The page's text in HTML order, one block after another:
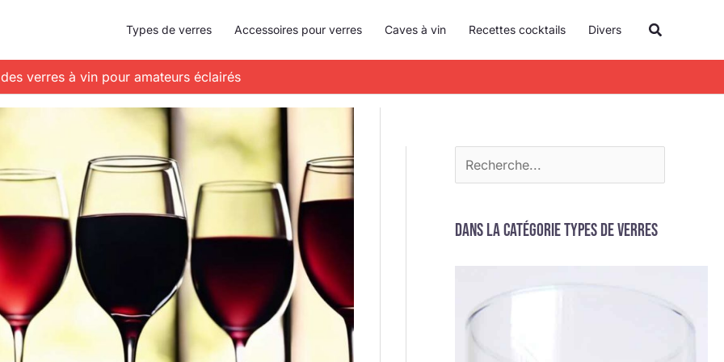
Types de verres Accessoires pour verres Caves à vin Recettes cocktails Divers
verres à vin pour amateurs éclairés
c
h
e
Dans la catégorie Types de verres